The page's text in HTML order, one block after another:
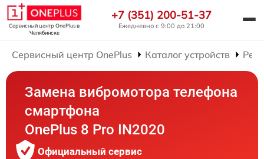
Сервисный центр OnePlusв
Челябинске
+7 (351) 200-51-37
Ежедневно с 9:00 до 21:00
Сервисный центр OnePlus Каталог устройств
Замена вибромотора телефона
смартфона
OnePlus 8 Pro IN2020
Официальный сервис